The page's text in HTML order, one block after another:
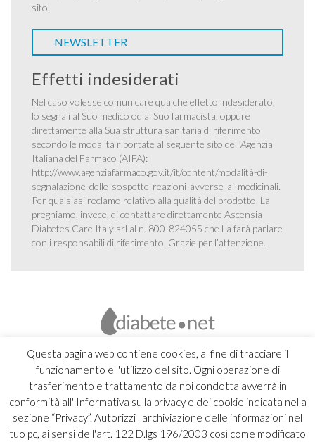
Questa pagina web contiene cookies, al fine di tracciare il
funzionamento e l'utilizzo del sito. Ogni operazione di
trasferimento e trattamento da noi condotta avverrà in
conformità all' Informativa sulla privacy e dei cookie indicata nella
sezione “Privacy”. Autorizzi l'archiviazione delle informazioni nel
tuo pc, ai sensi dell'art. 122 D.lgs 196/2003 così come modificato
sito.
NEWSLETTER
Effetti indesiderati
Nel caso volesse comunicare qualche effetto indesiderato,
lo segnali al Suo medico od al Suo farmacista, oppure
direttamente alla Sua struttura sanitaria di riferimento
secondo le modalità riportate al seguente sito dell’Agenzia
Italiana del Farmaco (AIFA):
http://www.agenziafarmaco.gov.it/it/content/modalità-di-
segnalazione-delle-sospette-reazioni-avverse-ai-medicinali.
Per qualsiasi reclamo relativo alla qualità del prodotto, La
preghiamo, invece, di contattare direttamente Ascensia
Diabetes Care Italy srl al n. 800-824055 che La farà parlare
con i responsabili di riferimento. Grazie per l’attenzione.